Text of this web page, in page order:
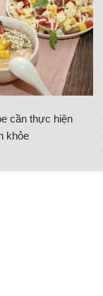
cần thực hiện
khỏe